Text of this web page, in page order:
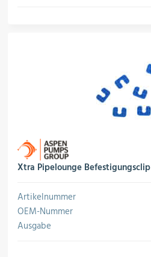
Xtra Pipelounge Befestigungsclip
Artikelnummer
OEM-Nummer
Ausgabe